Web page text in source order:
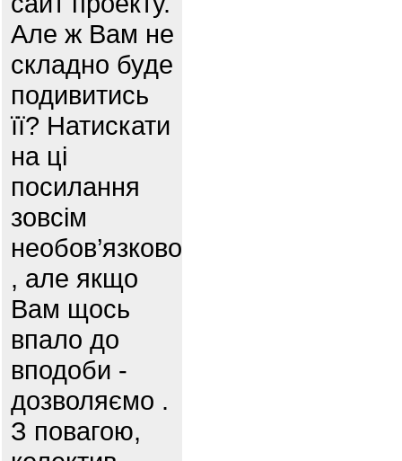
Але ж Вам не
складно буде
подивитись
її? Натискати
на ці
посилання
зовсім
необов’язково
, але якщо
Вам щось
впало до
вподоби -
дозволяємо .
З повагою,